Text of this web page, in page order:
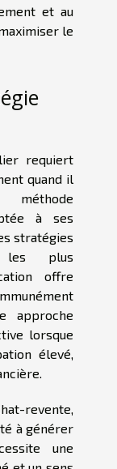
et au
le
requiert
quand il
à ses
stratégies
les plus
offre
approche
lorsque
élevé,
revente,
à générer
une